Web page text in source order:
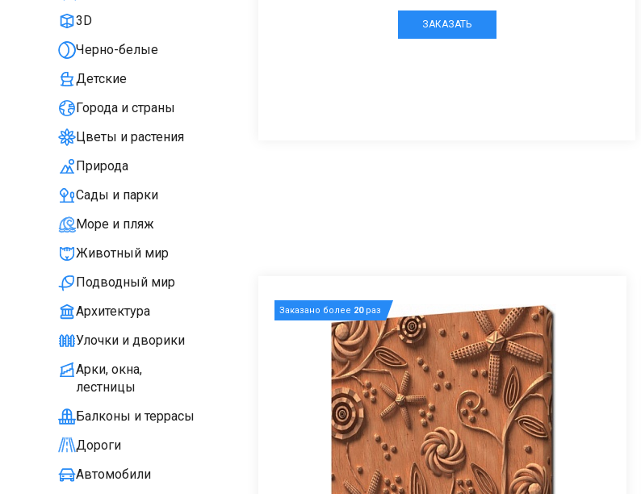
3D
Черно-белые
Детские
Города и страны
Цветы и растения
Природа
Сады и парки
Море и пляж
Животный мир
Подводный мир
Архитектура
Улочки и дворики
Арки, окна,
лестницы
Балконы и террасы
Дороги
Автомобили
ЗАКАЗАТЬ
Заказано более 20раз